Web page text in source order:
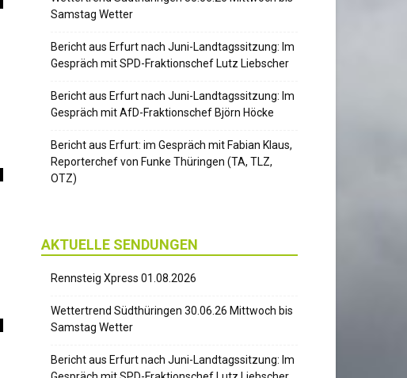
Samstag Wetter
Bericht aus Erfurt nach Juni-Landtagssitzung: Im
Gespräch mit SPD-Fraktionschef Lutz Liebscher
Bericht aus Erfurt nach Juni-Landtagssitzung: Im
Gespräch mit AfD-Fraktionschef Björn Höcke
Bericht aus Erfurt: im Gespräch mit Fabian Klaus,
Reporterchef von Funke Thüringen (TA, TLZ,
OTZ)
AKTUELLE SENDUNGEN
Rennsteig Xpress 01.08.2026
Wettertrend Südthüringen 30.06.26 Mittwoch bis
Samstag Wetter
Bericht aus Erfurt nach Juni-Landtagssitzung: Im